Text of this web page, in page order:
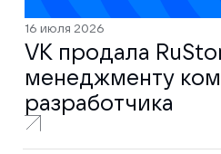
16 июля 2026
VK продала
менеджменту
разработчика